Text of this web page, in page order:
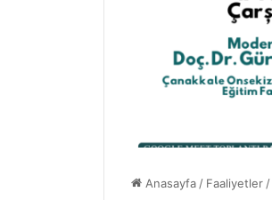
Anasayfa / Faaliyetler /